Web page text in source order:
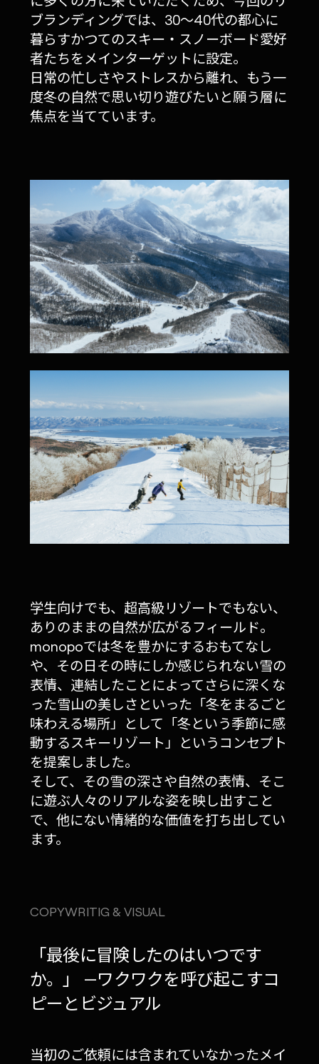
ブランディングでは、30〜40代の都心に
暮らすかつてのスキー・スノーボード愛好
者たちをメインターゲットに設定。
日常の忙しさやストレスから離れ、もう一
度冬の自然で思い切り遊びたいと願う層に
焦点を当てています。
学生向けでも、超高級リゾートでもない、
ありのままの自然が広がるフィールド。
monopoでは冬を豊かにするおもてなし
や、その日その時にしか感じられない雪の
表情、連結したことによってさらに深くな
った雪山の美しさといった「冬をまるごと
味わえる場所」として「冬という季節に感
動するスキーリゾート」というコンセプト
を提案しました。
そして、その雪の深さや自然の表情、そこ
に遊ぶ人々のリアルな姿を映し出すこと
で、他にない情緒的な価値を打ち出してい
ます。
COPYWRITIG & VISUAL
「最後に冒険したのはいつです
か。」 —ワクワクを呼び起こすコ
ピーとビジュアル
当初のご依頼には含まれていなかったメイ